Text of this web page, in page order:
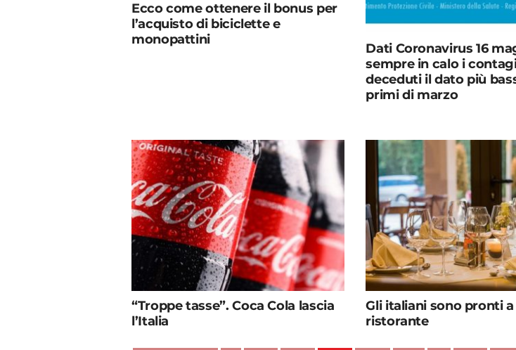
Ecco come ottenere il bonus per
l’acquisto di biciclette e
monopattini
Dati Coronavirus 16
sempre in calo i
deceduti il dato più
primi di marzo
“Troppe tasse”. Coca Cola lascia
l’Italia
Gli italiani sono pronti
ristorante